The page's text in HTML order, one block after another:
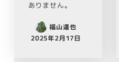
ありません。
福山達也
2025年2月17日